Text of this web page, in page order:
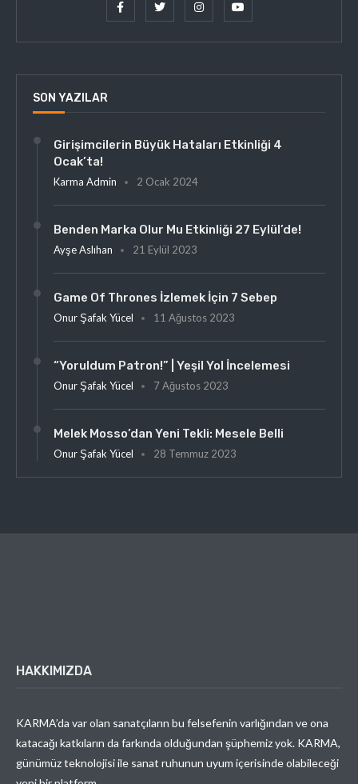
SON YAZILAR
Girişimcilerin Büyük Hataları Etkinliği 4
Ocak’ta!
Karma Admin 2 Ocak 2024
Benden Marka Olur Mu Etkinliği 27 Eylül’de!
Ayşe Aslıhan 21 Eylül 2023
Game Of Thrones İzlemek İçin 7 Sebep
Onur Şafak Yücel 11 Ağustos 2023
“Yoruldum Patron!” | Yeşil Yol İncelemesi
Onur Şafak Yücel 7 Ağustos 2023
Melek Mosso’dan Yeni Tekli: Mesele Belli
Onur Şafak Yücel 28 Temmuz 2023
HAKKIMIZDA
KARMA’da var olan sanatçıların bu felsefenin varlığından ve ona
katacağı katkıların da farkında olduğundan şüphemiz yok. KARMA,
günümüz teknolojisi ile sanat ruhunun uyum içerisinde olabileceği